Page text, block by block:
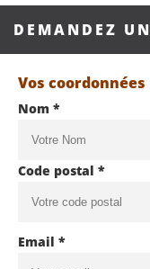
DEMANDEZ
Vos coordonnées
Nom *
Code postal *
Email *